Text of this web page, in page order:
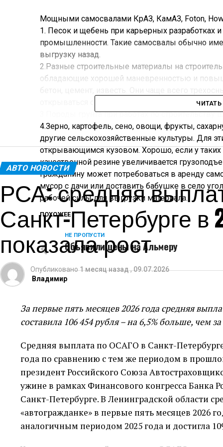
Мощными самосвалами КрАЗ, КамАЗ, Foton,
1. Песок и щебень при карьерных
промышленности. Такие самосвалы обычно
выгрузку назад.
2.Разные строительные материалы на
обладающие хорошей маневренностью и
3.Породы грунта при работах по
4.Зерно, картофель, сено, овощи, фрукты,
другие сельскохозяйственные культуры. Для
открывающимся кузовом. Хорошо, если у таких
качественной резине увеличивается
гражданину может потребоваться в аренду
мусор с дачи или доставить бабушке в село
рабочей силы для выгрузки материала.
ПОХОЖЕЕ
НЕ ПРОПУСТИ
Объявили цены на Альмеру
АВТО НОВОСТИ
РСА: средняя
Санкт-Петербурге в
показала рост
Опубликовано1 месяц назад,09.07.2026
Владимир
За первые пять месяцев 2026 года средняя
составила 106 454 рубля – на 6,5% больше, чем
Средняя выплата по ОСАГО в Санкт-
года по сравнению с тем же периодом в
президент Российского Союза
ужине в рамках Финансового конгресса Банка
Санкт-Петербурге. В Ленинградской области
«автогражданке» в первые пять месяцев 2026
аналогичным периодом 2025 года и достигла